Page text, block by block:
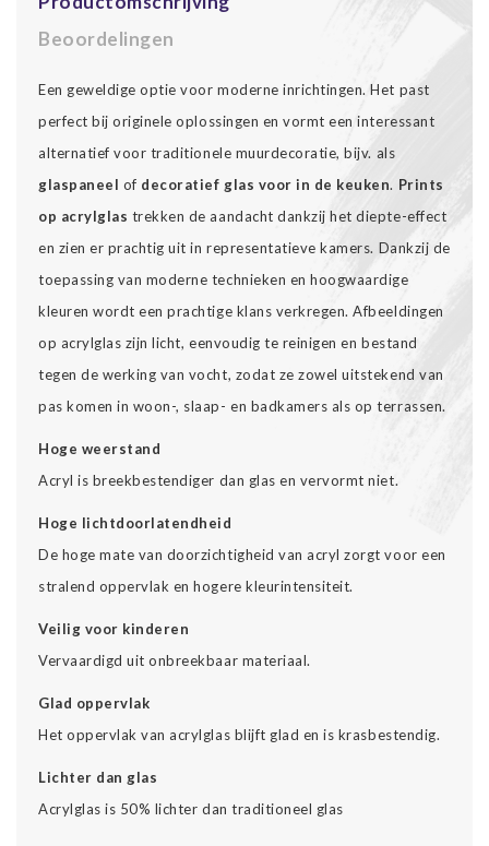
Beoordelingen
Een geweldige optie voor moderne inrichtingen. Het past
perfect bij originele oplossingen en vormt een interessant
alternatief voor traditionele muurdecoratie, bijv. als
glaspaneel of decoratief glas voor in de keuken. Prints
op acrylglas trekken de aandacht dankzij het diepte-effect
en zien er prachtig uit in representatieve kamers. Dankzij de
toepassing van moderne technieken en hoogwaardige
kleuren wordt een prachtige klans verkregen. Afbeeldingen
op acrylglas zijn licht, eenvoudig te reinigen en bestand
tegen de werking van vocht, zodat ze zowel uitstekend van
pas komen in woon-, slaap- en badkamers als op terrassen.
Hoge weerstand
Acryl is breekbestendiger dan glas en vervormt niet.
Hoge lichtdoorlatendheid
De hoge mate van doorzichtigheid van acryl zorgt voor een
stralend oppervlak en hogere kleurintensiteit.
Veilig voor kinderen
Vervaardigd uit onbreekbaar materiaal.
Glad oppervlak
Het oppervlak van acrylglas blijft glad en is krasbestendig.
Lichter dan glas
Acrylglas is 50% lichter dan traditioneel glas